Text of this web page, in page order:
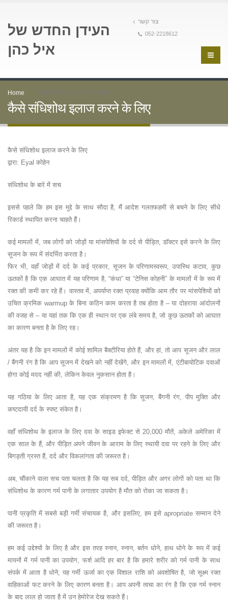
העידן החדש של
איל כהן
צור קשר
052-2218612
Home कैसे संधिशोथ इलाज करने के लिए
कैसे संधिशोथ इलाज करने के लिए
कैसे संधिशोथ इलाज करने के लिए
द्वारा: Eyal कोहेन
संधिशोथ के बारे में सच
इससे पहले कि हम इस मुद्दे के साथ सौदा है, मैं आदेश गलतफहमी से बचने के लिए सीधे
रिकार्ड स्थापित करना चाहते हैं।
कई मामलों में, जब लोगों को जोड़ों या मांसपेशियों के दर्द से पीड़ित, डॉक्टर इसे करने के लिए
सूजन के रूप में संदर्भित करता है।
फिर भी, वहाँ जोड़ों में दर्द के कई प्रकार, सूजन के परिणामस्वरूप, उपास्थि कटाव, कुछ
ऊतकों है कि एक आघात में यह परिणाम है, “कंधा” या “टेनिस कोहनी” के मामलों में के रूप में
रक्त की कमी कर रहे हैं। वास्तव में, अपर्याप्त रक्त प्रवाह क्योंकि आम तौर पर मांसपेशियों को
उचित क्रमिक warmup के बिना कठिन काम करता है तब होता है – या दोहराया आंदोलनों
की वजह से – या यहां तक कि एक ही स्थान पर एक लंबे समय है, जो कुछ ऊतकों को आघात
का कारण बनता है के लिए रह।
अंतर यह है कि इन मामलों में कोई शामिल बैक्टीरिया होते हैं, और हां, तो आप सूजन और लाल
/ बैंगनी रंग है कि आप सूजन में देखने को नहीं देखेंगे, और इन मामलों में, एंटीबायोटिक दवाओं
होगा कोई मदद नहीं की, लेकिन केवल नुकसान होता है।
यह गठिया के लिए आता है, यह एक संक्रमण है कि सूजन, बैंगनी रंग, पीप मुक्ति और
कष्टदायी दर्द के स्पष्ट संकेत है।
वहाँ संधिशोथ के इलाज के लिए दवा के साइड इफेक्ट से 20,000 मौतें, अकेले अमेरिका में
एक साल के हैं, और पीड़ित अपने जीवन के आराम के लिए स्थायी दवा पर रहने के लिए और
बिगड़ती ग्रस्त हैं, दर्द और विकलांगता की जरूरत है।
अब, चौंकाने वाला सच पता चलता है कि यह सब दर्द, पीड़ित और अगर लोगों को पता था कि
संधिशोथ के कारण गर्म पानी के लगातार उपयोग है मौत को रोका जा सकता है।
पानी प्रकृति में सबसे बड़ी गर्मी संचायक है, और इसलिए, हम इसे apropriate सम्मान देने
की जरूरत है।
हम कई उद्देश्यों के लिए है और इस तरह स्नान, स्नान, बर्तन धोने, हाथ धोने के रूप में कई
मायनों में गर्म पानी का उपयोग, फर्श आदि हर बार है कि हमारे शरीर को गर्म पानी के साथ
संपर्क में आता है धोने, यह गर्मी ऊर्जा का एक विशाल राशि को अवशोषित है, जो सूक्ष्म रक्त
वाहिकाओं फट करने के लिए कारण बनता है। आप अपनी त्वचा का रंग है कि एक गर्म स्नान
के बाद लाल हो जाता है में उन हेमोरेज देख सकते हैं।